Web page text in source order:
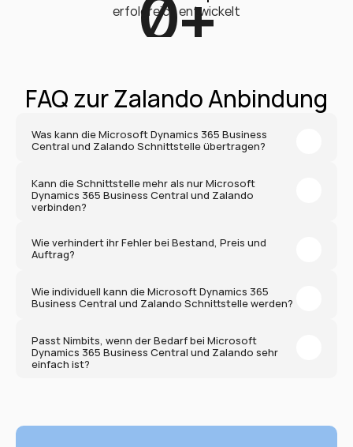
0+
erfolgreich entwickelt
FAQ zur Zalando Anbindung
Was kann die Microsoft Dynamics 365 Business
Central und Zalando Schnittstelle übertragen?
Kann die Schnittstelle mehr als nur Microsoft
Dynamics 365 Business Central und Zalando
verbinden?
Wie verhindert ihr Fehler bei Bestand, Preis und
Auftrag?
Wie individuell kann die Microsoft Dynamics 365
Business Central und Zalando Schnittstelle werden?
Passt Nimbits, wenn der Bedarf bei Microsoft
Dynamics 365 Business Central und Zalando sehr
einfach ist?